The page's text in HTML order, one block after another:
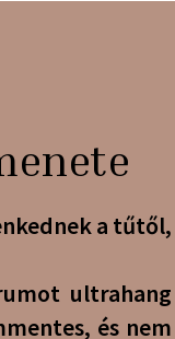
a tűtől,
ultrahang
és nem